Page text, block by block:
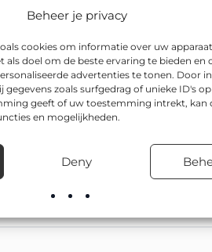
Beheer je privacy
cookies om informatie over uw
als doel om de beste ervaring te bieden en
advertenties te tonen. Door
zoals surfgedrag of unieke ID's
geeft of uw toestemming intrekt, kan
en mogelijkheden.
Deny
in DOR-uitvoering.
600x400mm, 900x600mm. Het
kunnen het ook